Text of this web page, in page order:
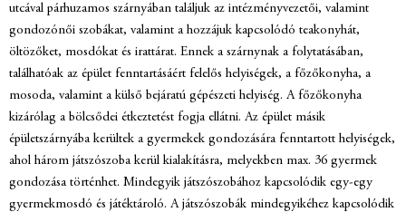
utcával párhuzamos szárnyában találjuk az intézményvezetői, valamint
gondozónői szobákat, valamint a hozzájuk kapcsolódó teakonyhát,
öltözőket, mosdókat és irattárat. Ennek a szárnynak a folytatásában,
találhatóak az épület fenntartásáért felelős helyiségek, a főzőkonyha, a
mosoda, valamint a külső bejáratú gépészeti helyiség. A főzőkonyha
kizárólag a bölcsődei étkeztetést fogja ellátni. Az épület másik
épületszárnyába kerültek a gyermekek gondozására fenntartott helyiségek,
ahol három játszószoba kerül kialakításra, melyekben max. 36 gyermek
gondozása történhet. Mindegyik játszószobához kapcsolódik egy-egy
gyermekmosdó és játéktároló. A játszószobák mindegyikéhez kapcsolódik